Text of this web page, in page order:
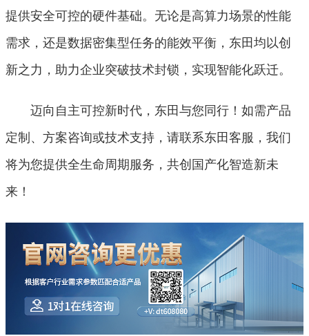
提供安全可控的硬件基础。无论是高算力场景的性能
需求，还是数据密集型任务的能效平衡，东田均以创
新之力，助力企业突破技术封锁，实现智能化跃迁。
迈向自主可控新时代，东田与您同行！如需产品
定制、方案咨询或技术支持，请联系东田客服，我们
将为您提供全生命周期服务，共创国产化智造新未
来！